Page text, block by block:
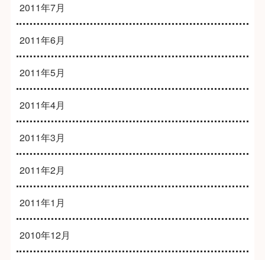
2011年7月
2011年6月
2011年5月
2011年4月
2011年3月
2011年2月
2011年1月
2010年12月